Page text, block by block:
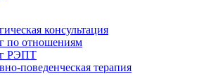
консультация
по отношениям
РЭПТ
поведенческая терапия